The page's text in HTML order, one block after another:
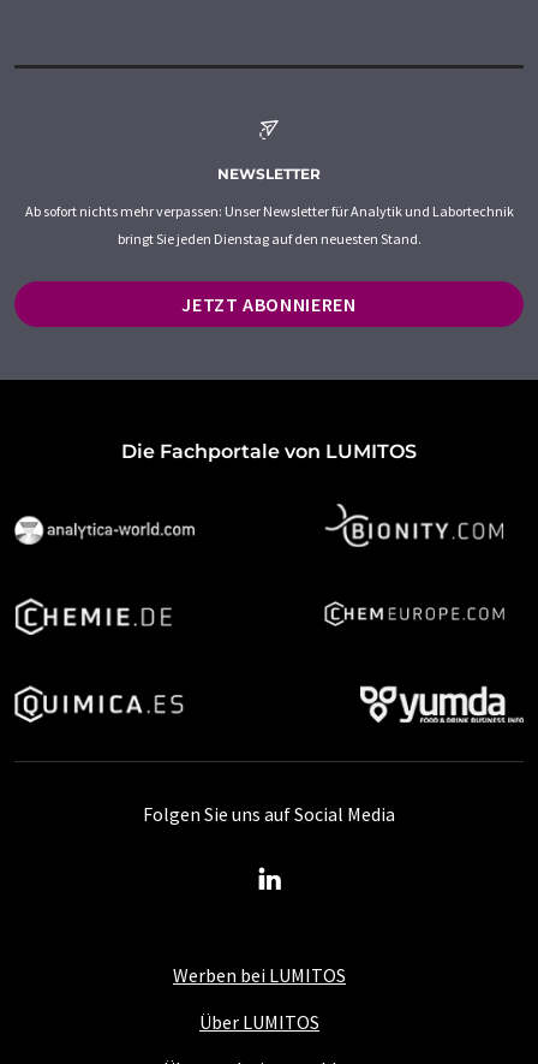
NEWSLETTER
Ab sofort nichts mehr verpassen: Unser Newsletter für Analytik und Labortechnik
bringt Sie jeden Dienstag auf den neuesten Stand.
JETZT ABONNIEREN
Die Fachportale von LUMITOS
Werben bei LUMITOS
Über LUMITOS
Folgen Sie uns auf Social Media